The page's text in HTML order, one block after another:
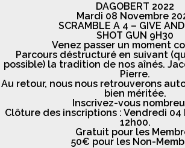
DAGOBERT 2022
Mardi 08 Novembre
SCRAMBLE A 4 – GIVE
SHOT GUN 9H30
Venez passer un moment
Parcours déstructuré en suivant
possible) la tradition de nos aînés.
Pierre.
Au retour, nous nous retrouverons
bien méritée.
Inscrivez-vous
Clôture des inscriptions : Vendredi 04
12h00.
Gratuit pour les
50€ pour les Non-